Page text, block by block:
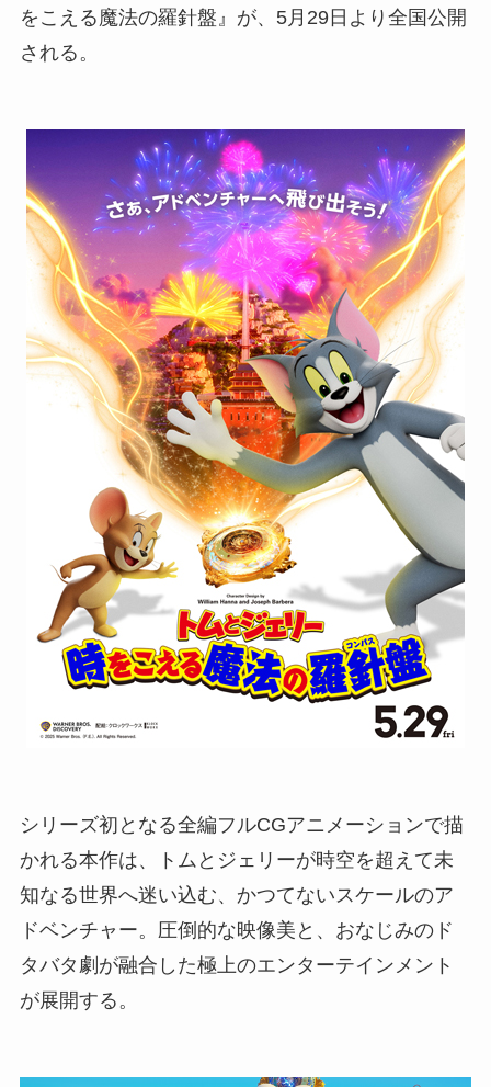
をこえる魔法の羅針盤』が、5月29日より全国公開
される。
シリーズ初となる全編フルCGアニメーションで描
かれる本作は、トムとジェリーが時空を超えて未
知なる世界へ迷い込む、かつてないスケールのア
ドベンチャー。圧倒的な映像美と、おなじみのド
タバタ劇が融合した極上のエンターテインメント
が展開する。